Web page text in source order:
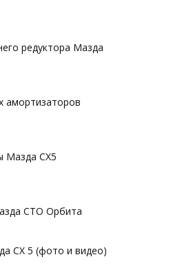
редуктора Мазда
амортизаторов
Мазда CX5
СТО Орбита
СХ 5 (фото и видео)